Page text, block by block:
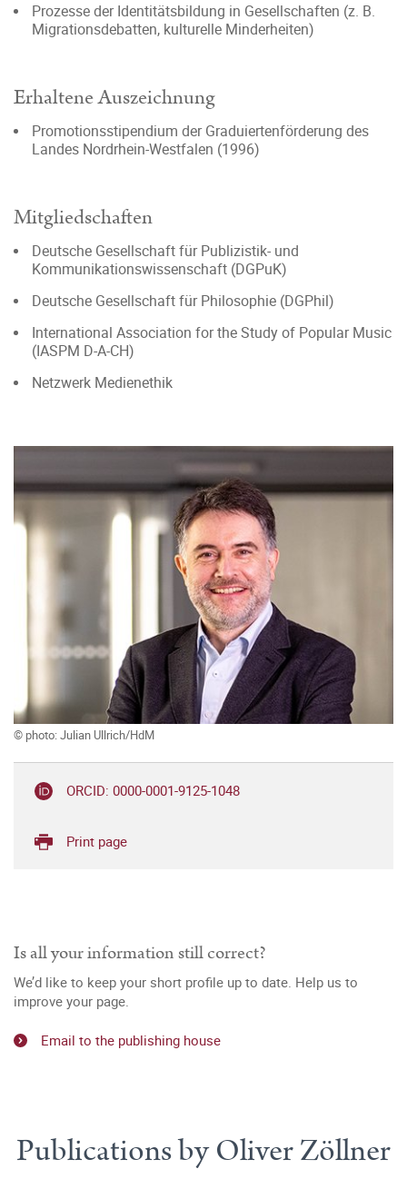
Prozesse der Identitätsbildung in Gesellschaften (z. B.
Migrationsdebatten, kulturelle Minderheiten)
Erhaltene Auszeichnung
Promotionsstipendium der Graduiertenförderung des
Landes Nordrhein-Westfalen (1996)
Mitgliedschaften
Deutsche Gesellschaft für Publizistik- und
Kommunikationswissenschaft (DGPuK)
Deutsche Gesellschaft für Philosophie (DGPhil)
International Association for the Study of Popular Music
(IASPM D-A-CH)
Netzwerk Medienethik
© photo: Julian Ullrich/HdM
ORCID: 0000-0001-9125-1048
Print page
Is all your information still correct?
We’d like to keep your short profile up to date. Help us to
improve your page.
Email to the publishing house
Publications by Oliver Zöllner